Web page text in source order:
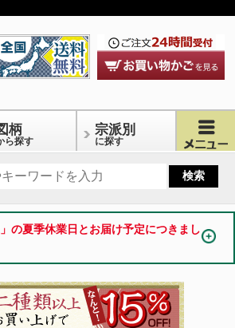
柄
ら探す
宗派別
に探す
」の夏季休業日とお届け予定につきまし